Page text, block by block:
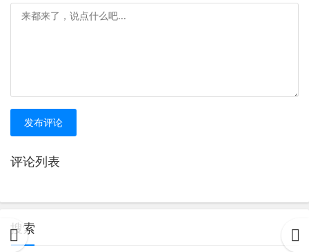
发布评论
评论列表
搜索